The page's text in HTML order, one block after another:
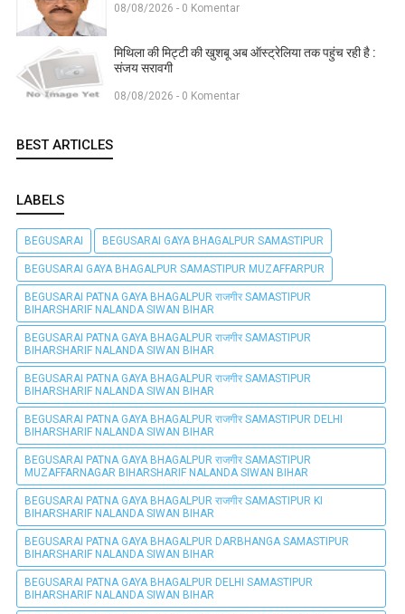
08/08/2026 - 0 Komentar
मिथिला की मिट्टी की खुशबू अब ऑस्ट्रेलिया तक पहुंच रही है :
संजय सरावगी
08/08/2026 - 0 Komentar
BEST ARTICLES
LABELS
BEGUSARAI BEGUSARAI GAYA BHAGALPUR SAMASTIPUR
BEGUSARAI GAYA BHAGALPUR SAMASTIPUR MUZAFFARPUR
BEGUSARAI PATNA GAYA BHAGALPUR राजगीर SAMASTIPUR
BIHARSHARIF NALANDA SIWAN BIHAR
BEGUSARAI PATNA GAYA BHAGALPUR राजगीर SAMASTIPUR
BIHARSHARIF NALANDA SIWAN BIHAR
BEGUSARAI PATNA GAYA BHAGALPUR राजगीर SAMASTIPUR
BIHARSHARIF NALANDA SIWAN BIHAR
BEGUSARAI PATNA GAYA BHAGALPUR राजगीर SAMASTIPUR DELHI
BIHARSHARIF NALANDA SIWAN BIHAR
BEGUSARAI PATNA GAYA BHAGALPUR राजगीर SAMASTIPUR
MUZAFFARNAGAR BIHARSHARIF NALANDA SIWAN BIHAR
BEGUSARAI PATNA GAYA BHAGALPUR राजगीर SAMASTIPUR KI
BIHARSHARIF NALANDA SIWAN BIHAR
BEGUSARAI PATNA GAYA BHAGALPUR DARBHANGA SAMASTIPUR
BIHARSHARIF NALANDA SIWAN BIHAR
BEGUSARAI PATNA GAYA BHAGALPUR DELHI SAMASTIPUR
BIHARSHARIF NALANDA SIWAN BIHAR